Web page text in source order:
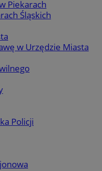
Piekarach
Śląskich
w Urzędzie Miasta
Policji